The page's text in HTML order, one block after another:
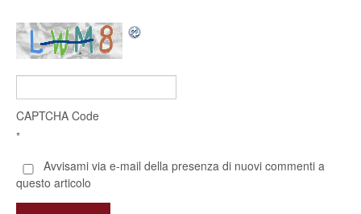
CAPTCHA Code
*
Avvisami via e-mail della presenza di nuovi commenti a
questo articolo